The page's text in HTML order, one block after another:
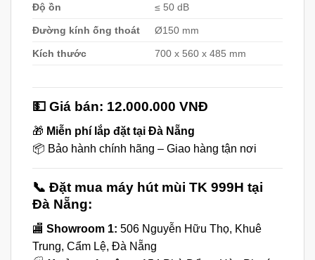
Độ ồn ≤ 50 dB
Đường kính ống thoát Ø150 mm
Kích thước 700 x 560 x 485 mm
💵 Giá bán: 12.000.000 VNĐ
🎁 Miễn phí lắp đặt tại Đà Nẵng
📦 Bảo hành chính hãng – Giao hàng tận nơi
📞 Đặt mua máy hút mùi TK 999H tại
Đà Nẵng:
🏬 Showroom 1: 506 Nguyễn Hữu Thọ, Khuê
Trung, Cẩm Lệ, Đà Nẵng